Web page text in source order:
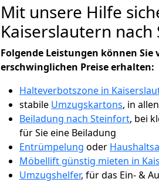
Mit unsere Hilfe
Kaiserslautern
Folgende Leistungen können Sie
erschwinglichen Preise erhalten:
Halteverbotszone in
stabile Umzugskartons, in
Beiladung nach Steinfort, bei
für Sie eine Beiladung
Entrümpelung oder
Möbellift günstig mieten in
Umzugshelfer, für das Ein- &